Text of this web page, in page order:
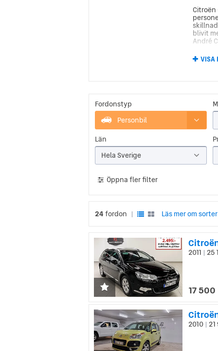
blivit
André
År
första
fram
Under
efter
VISA
Fordonstyp
Personbil
Län
Hela Sverige
Öppna fler filter
24 fordon Läs mer om
2011 25
17
2010